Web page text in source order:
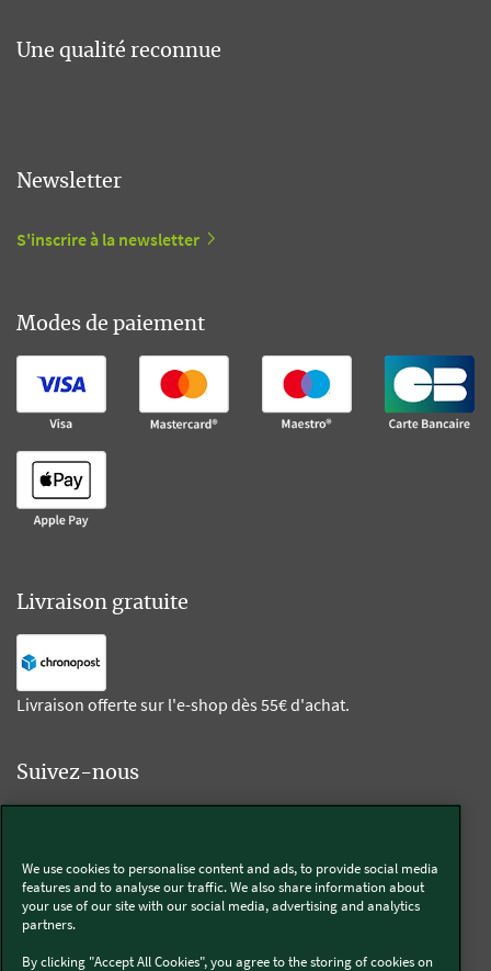
Une qualité reconnue
Newsletter
S'inscrire à la newsletter
Modes de paiement
Livraison gratuite
Livraison offerte sur l'e-shop dès 55€ d'achat.
Suivez-nous
Thermomix®
We use cookies to personalise content and ads, to provide social media
features and to analyse our traffic. We also share information about
your use of our site with our social media, advertising and analytics
partners.
By clicking "Accept All Cookies", you agree to the storing of cookies on